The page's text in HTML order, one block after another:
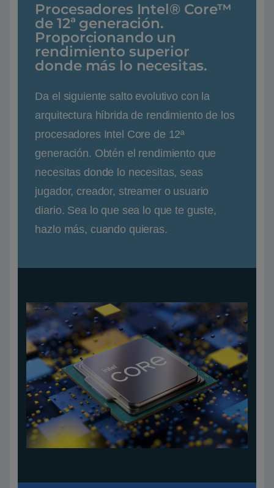
Procesadores Intel® Core™
de 12ª generación.
Proporcionando un
rendimiento superior
donde más lo necesitas.
Da el siguiente salto evolutivo con la
arquitectura híbrida de rendimiento de los
procesadores Intel Core de 12ª
generación. Obtén el rendimiento que
necesitas donde lo necesitas, seas
jugador, creador, streamer o usuario
diario. Sea lo que sea lo que te guste,
hazlo más, cuando quieras.